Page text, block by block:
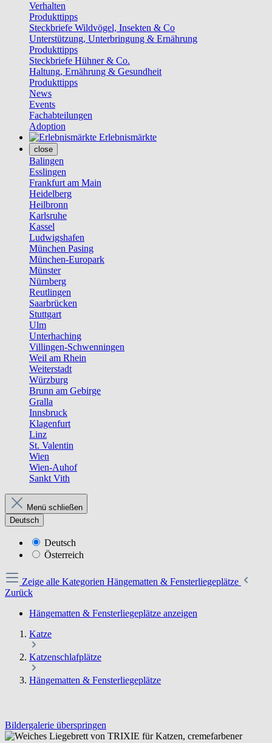
Verhalten
Produkttipps
Steckbriefe Wildvögel, Insekten & Co
Unterstützung, Unterbringung & Ernährung
Produkttipps
Steckbriefe Hühner & Co.
Haltung, Ernährung & Gesundheit
Produkttipps
News
Events
Fachabteilungen
Adoption
Erlebnismärkte
close
Balingen
Esslingen
Frankfurt am Main
Heidelberg
Heilbronn
Karlsruhe
Kassel
Ludwigshafen
München Pasing
München-Europark
Münster
Nürnberg
Reutlingen
Saarbrücken
Stuttgart
Ulm
Unterhaching
Villingen-Schwenningen
Weil am Rhein
Weiterstadt
Würzburg
Brunn am Gebirge
Gralla
Innsbruck
Klagenfurt
Linz
St. Valentin
Wien
Wien-Auhof
Sankt Vith
Menü schließen
Deutsch
Deutsch
Österreich
Zeige alle Kategorien Hängematten & Fensterliegeplätze
Zurück
Hängematten & Fensterliegeplätze anzeigen
Katze
Katzenschlafplätze
Hängematten & Fensterliegeplätze
Bildergalerie überspringen